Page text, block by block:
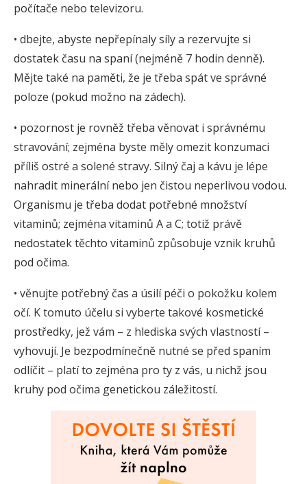
počítače nebo televizoru.
• dbejte, abyste nepřepínaly síly a rezervujte si
dostatek času na spaní (nejméně 7 hodin denně).
Mějte také na paměti, že je třeba spát ve správné
poloze (pokud možno na zádech).
• pozornost je rovněž třeba věnovat i správnému
stravování; zejména byste měly omezit konzumaci
příliš ostré a solené stravy. Silný čaj a kávu je lépe
nahradit minerální nebo jen čistou neperlivou vodou.
Organismu je třeba dodat potřebné množství
vitaminů; zejména vitaminů A a C; totiž právě
nedostatek těchto vitaminů způsobuje vznik kruhů
pod očima.
• věnujte potřebný čas a úsilí péči o pokožku kolem
očí. K tomuto účelu si vyberte takové kosmetické
prostředky, jež vám – z hlediska svých vlastností –
vyhovují. Je bezpodmínečně nutné se před spaním
odlíčit – platí to zejména pro ty z vás, u nichž jsou
kruhy pod očima genetickou záležitostí.